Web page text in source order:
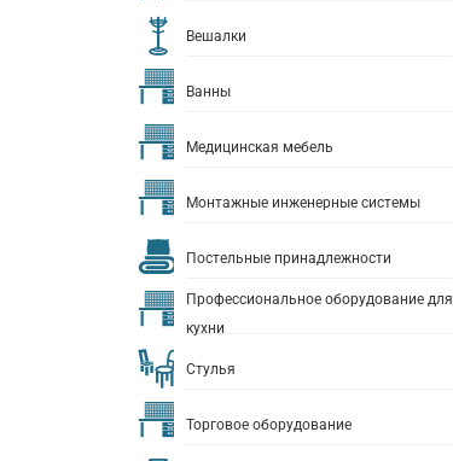
Вешалки
Ванны
Медицинская мебель
Монтажные инженерные системы
Постельные принадлежности
Профессиональное оборудование для
кухни
Стулья
Торговое оборудование